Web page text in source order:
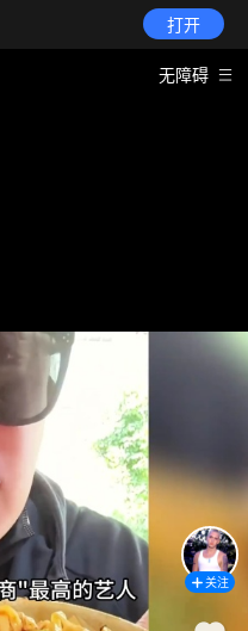
打开
无障碍
关注